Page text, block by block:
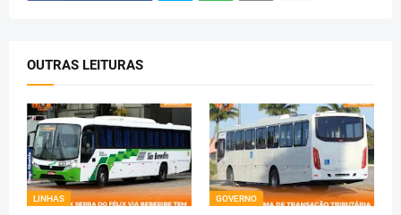
OUTRAS LEITURAS
LINHAS GOVERNO